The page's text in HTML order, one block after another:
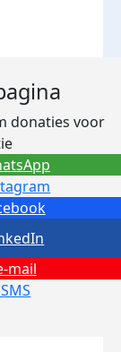
donaties voor
mail